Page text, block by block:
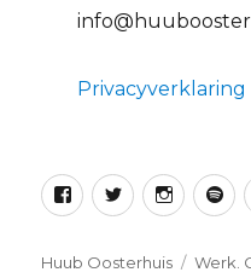
Privacyverklaring
Facebook
Twitter
Huub Oosterhuis Werk.